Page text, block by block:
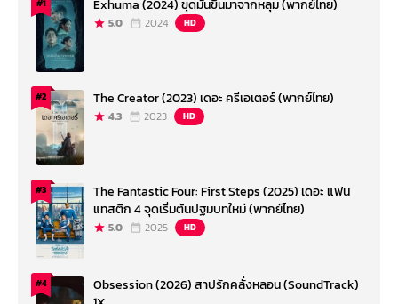
#1 Exhuma (2024) ขุดมันขึ้นมาจากหลุม (พากย์ไทย)
5.0 2024 HD
#2 The Creator (2023) เดอะ ครีเอเตอร์ (พากย์ไทย)
4.3 2023 HD
#3
The Fantastic Four: First Steps (2025) เดอะ แฟน
แทสติก 4 จุดเริ่มต้นปฐมบทใหม่ (พากย์ไทย)
5.0 2025 HD
#4
Obsession (2026) สาปรักคลั่งหลอน (SoundTrack)